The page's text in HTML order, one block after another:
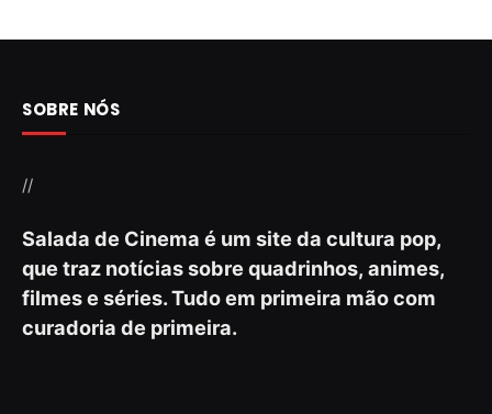
SOBRE NÓS
//
Salada de Cinema é um site da cultura pop,
que traz notícias sobre quadrinhos, animes,
filmes e séries. Tudo em primeira mão com
curadoria de primeira.